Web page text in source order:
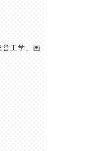
営工学、画